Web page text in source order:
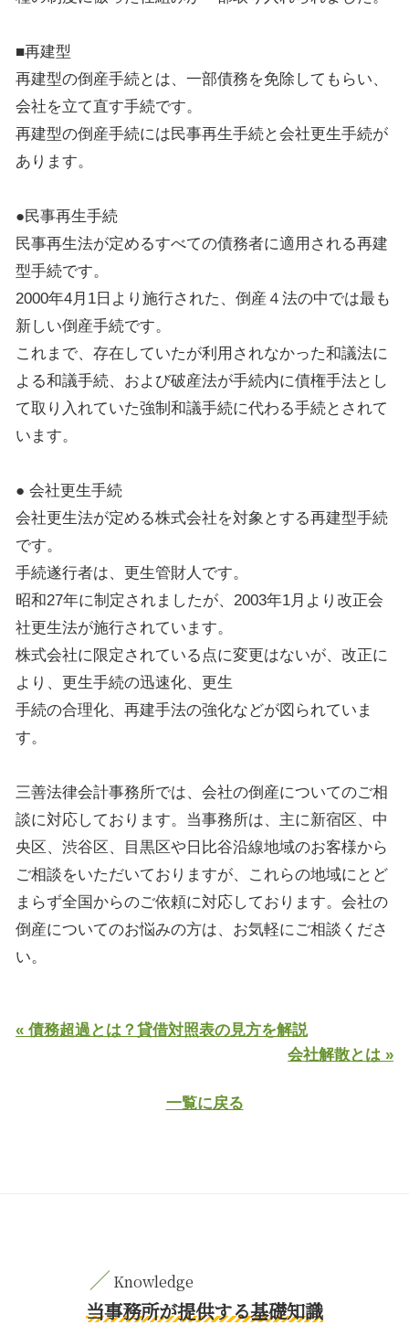
■再建型
再建型の倒産手続とは、一部債務を免除してもらい、
会社を立て直す手続です。
再建型の倒産手続には民事再生手続と会社更生手続が
あります。
●民事再生手続
民事再生法が定めるすべての債務者に適用される再建
型手続です。
2000年4月1日より施行された、倒産４法の中では最も
新しい倒産手続です。
これまで、存在していたが利用されなかった和議法に
よる和議手続、および破産法が手続内に債権手法とし
て取り入れていた強制和議手続に代わる手続とされて
います。
● 会社更生手続
会社更生法が定める株式会社を対象とする再建型手続
です。
手続遂行者は、更生管財人です。
昭和27年に制定されましたが、2003年1月より改正会
社更生法が施行されています。
株式会社に限定されている点に変更はないが、改正に
より、更生手続の迅速化、更生
手続の合理化、再建手法の強化などが図られていま
す。
三善法律会計事務所では、会社の倒産についてのご相
談に対応しております。当事務所は、主に新宿区、中
央区、渋谷区、目黒区や日比谷沿線地域のお客様から
ご相談をいただいておりますが、これらの地域にとど
まらず全国からのご依頼に対応しております。会社の
倒産についてのお悩みの方は、お気軽にご相談くださ
い。
« 債務超過とは？貸借対照表の見方を解説
会社解散とは »
一覧に戻る
当事務所が提供する基礎知識